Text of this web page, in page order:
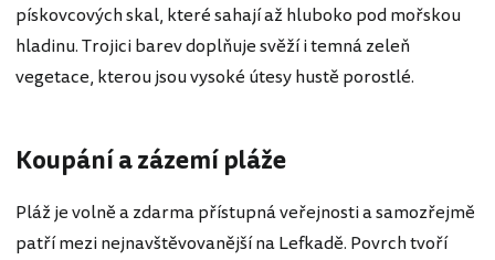
pískovcových skal, které sahají až hluboko pod mořskou
hladinu. Trojici barev doplňuje svěží i temná zeleň
vegetace, kterou jsou vysoké útesy hustě porostlé.
Koupání a zázemí pláže
Pláž je volně a zdarma přístupná veřejnosti a samozřejmě
patří mezi nejnavštěvovanější na Lefkadě. Povrch tvoří